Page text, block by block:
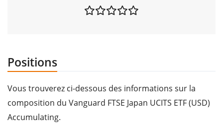
Positions
Vous trouverez ci-dessous des informations sur la
composition du Vanguard FTSE Japan UCITS ETF (USD)
Accumulating.